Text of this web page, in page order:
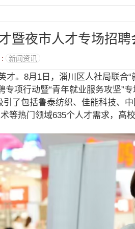
暨夜市人才专场招聘
新闻资讯
才。8月1日，淄川区人社局联合
专项行动暨“青年就业服务攻坚”
引了包括鲁泰纺织、佳能科技、
等热门领域635个人才需求，高